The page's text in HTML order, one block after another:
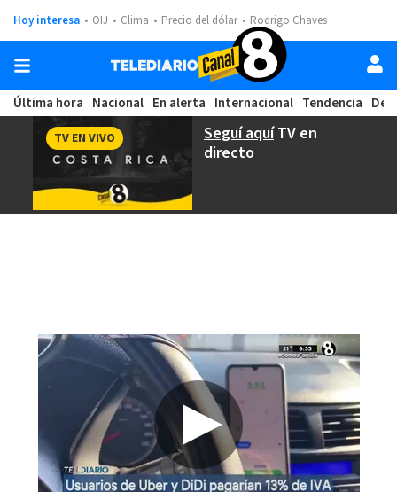
Hoy interesa OIJ Clima Precio del dólar Rodrigo Chaves
Última hora Nacional En alerta Internacional Tendencia
Seguí aquíTV en
directo
TV EN VIVO